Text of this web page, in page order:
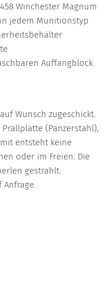
Winchester Magnum
jedem Munitionstyp
Auffangblock
Wunsch zugeschickt.
(Panzerstahl),
entsteht keine
oder im Freien. Die
gestrahlt.